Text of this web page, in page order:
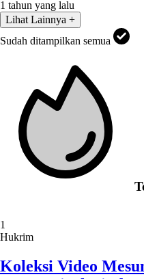
1 tahun yang lalu
Lihat Lainnya +
Sudah ditampilkan semua
1
Hukrim
Koleksi Video